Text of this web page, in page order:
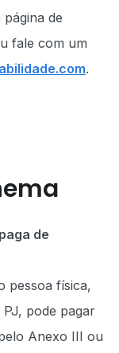
de
fale com um
.
de
pessoa física,
pode pagar
Anexo III ou